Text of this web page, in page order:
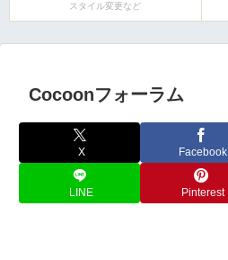
スタイル変更など
Cocoonフォーラム
X Facebook
LINE Pinterest